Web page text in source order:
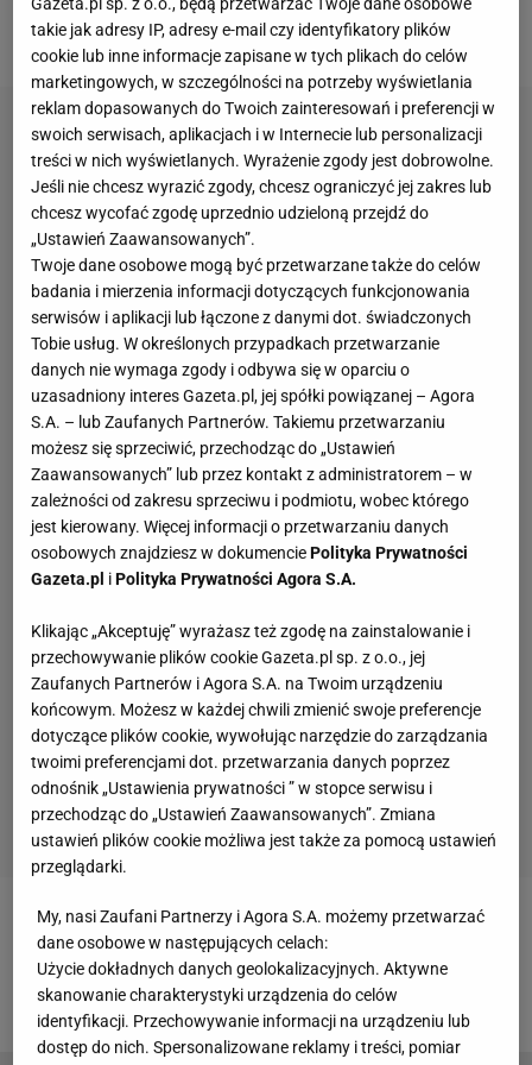
Potulski, więc był to wieczór środkowych obrońców.
Zobacz wideoKibice dali sygnał reprezentacji
Urbana. Wardzichowski: W 80. minucie wychodzili ze
stadionu...
Gazeta.pl sp. z o.o., będą przetwarzać Twoje dane osobowe
takie jak adresy IP, adresy e-mail czy identyfikatory plików
cookie lub inne informacje zapisane w tych plikach do celów
marketingowych, w szczególności na potrzeby wyświetlania
reklam dopasowanych do Twoich zainteresowań i preferencji w
swoich serwisach, aplikacjach i w Internecie lub personalizacji
treści w nich wyświetlanych. Wyrażenie zgody jest dobrowolne.
Jeśli nie chcesz wyrazić zgody, chcesz ograniczyć jej zakres lub
chcesz wycofać zgodę uprzednio udzieloną przejdź do
„Ustawień Zaawansowanych”.
Twoje dane osobowe mogą być przetwarzane także do celów
badania i mierzenia informacji dotyczących funkcjonowania
serwisów i aplikacji lub łączone z danymi dot. świadczonych
Tobie usług. W określonych przypadkach przetwarzanie
danych nie wymaga zgody i odbywa się w oparciu o
uzasadniony interes Gazeta.pl, jej spółki powiązanej – Agora
S.A. – lub Zaufanych Partnerów. Takiemu przetwarzaniu
możesz się sprzeciwić, przechodząc do „Ustawień
Zaawansowanych” lub przez kontakt z administratorem – w
zależności od zakresu sprzeciwu i podmiotu, wobec którego
jest kierowany. Więcej informacji o przetwarzaniu danych
osobowych znajdziesz w dokumenciePolityka Prywatności
Gazeta.pl iPolityka Prywatności Agora S.A.
Klikając „Akceptuję” wyrażasz też zgodę na zainstalowanie i
przechowywanie plików cookie Gazeta.pl sp. z o.o., jej
Zaufanych Partnerów i Agora S.A. na Twoim urządzeniu
końcowym. Możesz w każdej chwili zmienić swoje preferencje
dotyczące plików cookie, wywołując narzędzie do zarządzania
twoimi preferencjami dot. przetwarzania danych poprzez
odnośnik „Ustawienia prywatności ” w stopce serwisu i
przechodząc do „Ustawień Zaawansowanych”. Zmiana
ustawień plików cookie możliwa jest także za pomocą ustawień
przeglądarki.
My, nasi Zaufani Partnerzy i Agora S.A. możemy przetwarzać
dane osobowe w następujących celach:
Użycie dokładnych danych geolokalizacyjnych. Aktywne
skanowanie charakterystyki urządzenia do celów
identyfikacji. Przechowywanie informacji na urządzeniu lub
dostęp do nich. Spersonalizowane reklamy i treści, pomiar